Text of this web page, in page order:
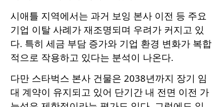
시애틀 지역에서는 과거 보잉 본사 이전 등 주요
기업 이탈 사례가 재조명되며 우려가 커지고 있
다. 특히 세금 부담 증가와 기업 환경 변화가 복합
적으로 작용하고 있다는 분석이 나온다.
다만 스타벅스 본사 건물은 2038년까지 장기 임
대 계약이 유지되고 있어 단기간 내 전면 이전 가